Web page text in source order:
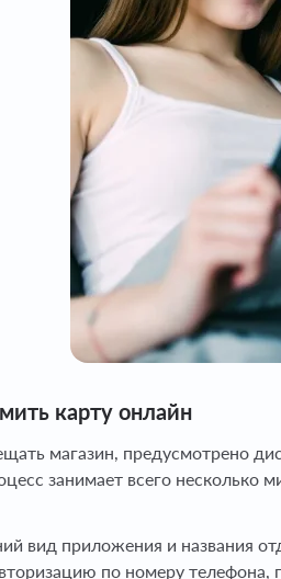
карту онлайн
магазин, предусмотрено
занимает всего несколько
вид приложения и названия
по номеру телефона,